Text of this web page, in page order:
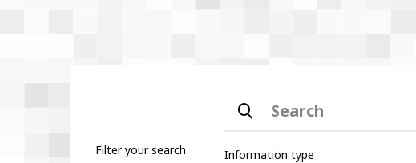
Filter your search
Search
Information type